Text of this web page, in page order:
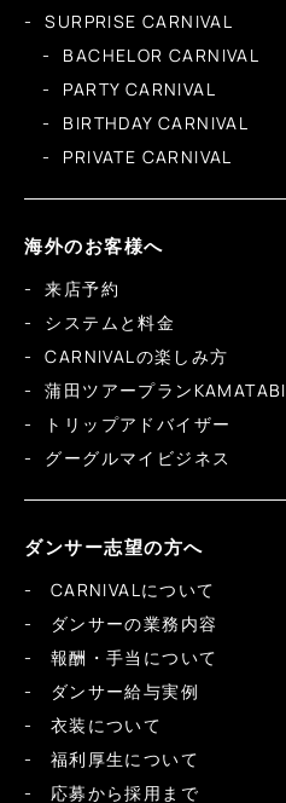
SURPRISE CARNIVAL
BACHELOR CARNIVAL
PARTY CARNIVAL
BIRTHDAY CARNIVAL
PRIVATE CARNIVAL
海外のお客様へ
来店予約
システムと料金
CARNIVALの楽しみ方
蒲田ツアープランKAMATABI
トリップアドバイザー
グーグルマイビジネス
ダンサー志望の方へ
CARNIVALについて
ダンサーの業務内容
報酬・手当について
ダンサー給与実例
衣装について
福利厚生について
応募から採用まで